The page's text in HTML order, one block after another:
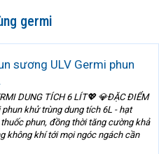
germi
sương ULV Germi phun
DUNG TÍCH 6 LÍT💖 💎ĐẶC ĐIỂM
khử trùng dung tích 6L - hạt
phun, đồng thời tăng cường khả
không khí tới mọi ngóc ngách cần